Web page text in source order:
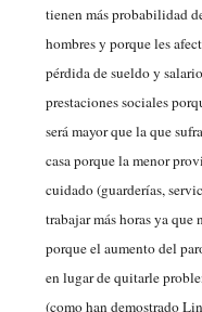
tienen más probabilidad
hombres y porque les
pérdida de sueldo y
prestaciones sociales
será mayor que la que
casa porque la menor
cuidado (guarderías,
trabajar más horas ya que
porque el aumento del
en lugar de quitarle
(como han demostrado